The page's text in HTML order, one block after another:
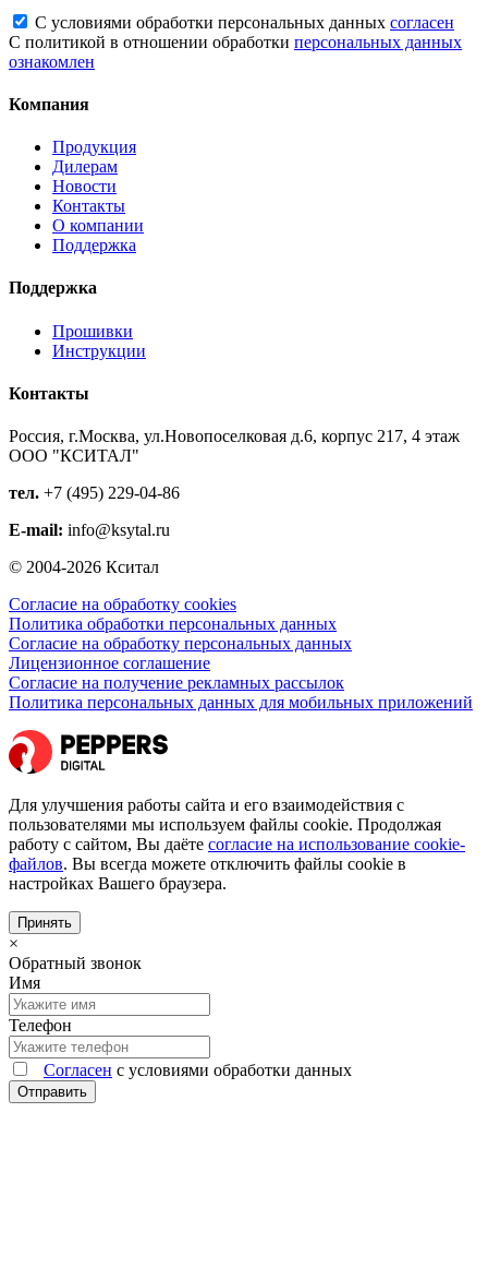
С условиями обработки персональных данных согласен
С политикой в отношении обработки персональных данных
ознакомлен
Компания
Продукция
Дилерам
Новости
Контакты
О компании
Поддержка
Поддержка
Прошивки
Инструкции
Контакты
Россия, г.Москва, ул.Новопоселковая д.6, корпус 217, 4 этаж
ООО "КСИТАЛ"
тел. +7 (495) 229-04-86
E-mail: info@ksytal.ru
© 2004-2026 Кситал
Согласие на обработку cookies
Политика обработки персональных данных
Согласие на обработку персональных данных
Лицензионное соглашение
Согласие на получение рекламных рассылок
Политика персональных данных для мобильных приложений
Для улучшения работы сайта и его взаимодействия с
пользователями мы используем файлы cookie. Продолжая
работу с сайтом, Вы даёте согласие на использование cookie-
файлов. Вы всегда можете отключить файлы cookie в
настройках Вашего браузера.
Принять
×
Обратный звонок
Имя
Телефон
Согласен с условиями обработки данных
Отправить